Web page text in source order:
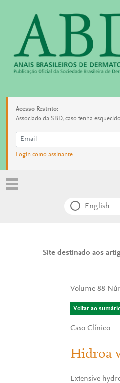
Acesso Restrito:
Associado da SBD, caso tenha
Login como assinante
English
Site destinado aos
Volume 88
Voltar ao
Caso Clínico
Hidroa
Extensive